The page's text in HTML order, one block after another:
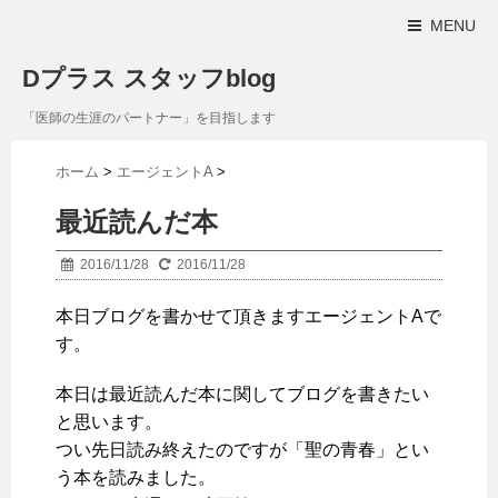
MENU
Dプラス スタッフblog
「医師の生涯のパートナー」を目指します
ホーム > エージェントA >
最近読んだ本
2016/11/28 2016/11/28
本日ブログを書かせて頂きますエージェントAで
す。
本日は最近読んだ本に関してブログを書きたい
と思います。
つい先日読み終えたのですが「聖の青春」とい
う本を読みました。